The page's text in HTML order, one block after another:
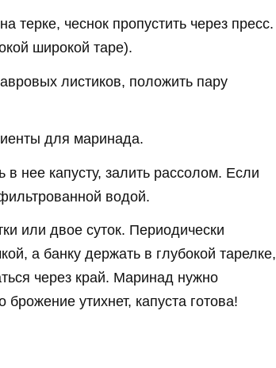
терке, чеснок пропустить через пресс.
широкой таре).
листиков, положить пару
для маринада.
в нее капусту, залить рассолом. Если
водой.
или двое суток. Периодически
а банку держать в глубокой тарелке,
через край. Маринад нужно
брожение утихнет, капуста готова!